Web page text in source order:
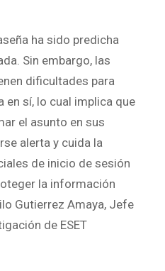
ha sido predicha
Sin embargo, las
dificultades para
en sí, lo cual implica que
el asunto en sus
alerta y cuida la
de inicio de sesión
la información
Gutierrez Amaya, Jefe
de ESET